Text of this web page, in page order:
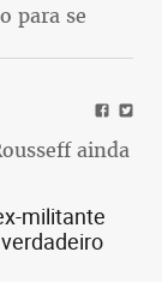
para se
ainda
militante